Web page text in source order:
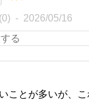
2026/05/16
ことが多いが、